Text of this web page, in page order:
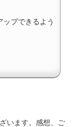
プできるよう
います。感想、ご